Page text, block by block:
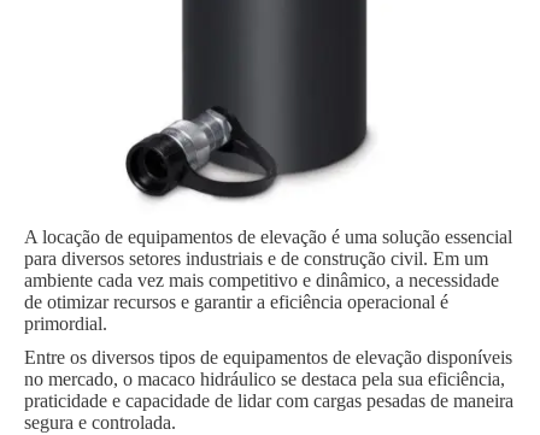
A locação de equipamentos de elevação é uma solução essencial
para diversos setores industriais e de construção civil. Em um
ambiente cada vez mais competitivo e dinâmico, a necessidade
de otimizar recursos e garantir a eficiência operacional é
primordial.
Entre os diversos tipos de equipamentos de elevação disponíveis
no mercado, o macaco hidráulico se destaca pela sua eficiência,
praticidade e capacidade de lidar com cargas pesadas de maneira
segura e controlada.